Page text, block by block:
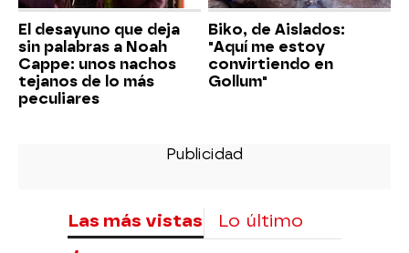
El desayuno que deja
sin palabras a Noah
Cappe: unos nachos
tejanos de lo más
peculiares
Biko, de Aislados:
"Aquí me estoy
convirtiendo en
Gollum"
Las más vistas Lo último